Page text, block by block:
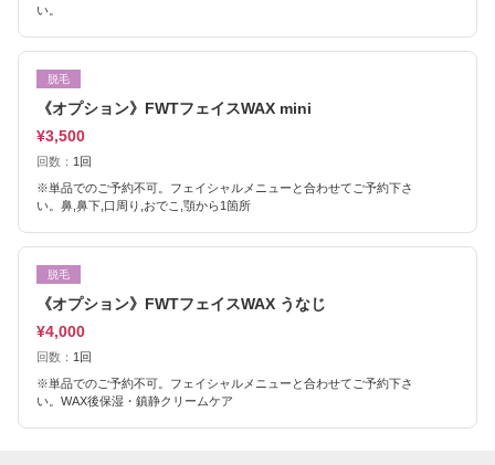
い。
脱毛
《オプション》FWTフェイスWAX mini
¥3,500
回数： 1回
※単品でのご予約不可。フェイシャルメニューと合わせてご予約下さ
い。鼻,鼻下,口周り,おでこ,顎から1箇所
脱毛
《オプション》FWTフェイスWAX うなじ
¥4,000
回数： 1回
※単品でのご予約不可。フェイシャルメニューと合わせてご予約下さ
い。WAX後保湿・鎮静クリームケア